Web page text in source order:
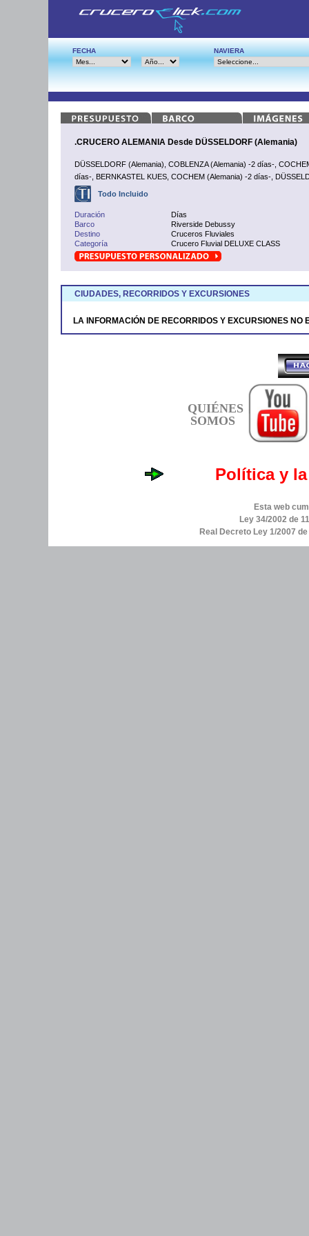
FECHA NAVIERA
.CRUCERO ALEMANIA Desde DÜSSELDORF (Alemania)
DÜSSELDORF (Alemania), COBLENZA (Alemania) -2 días-,
días-, BERNKASTEL KUES, COCHEM (Alemania) -2 días-,
Todo Incluido
Duración
Días
Barco
Riverside Debussy
Destino
Cruceros Fluviales
Categoría
Crucero Fluvial DELUXE CLASS
CIUDADES, RECORRIDOS Y EXCURSIONES
LA INFORMACIÓN DE RECORRIDOS Y EXCURSIONES NO
QUIÉNES
SOMOS
Política y
Esta web
Ley 34/2002 de
Real Decreto Ley 1/2007